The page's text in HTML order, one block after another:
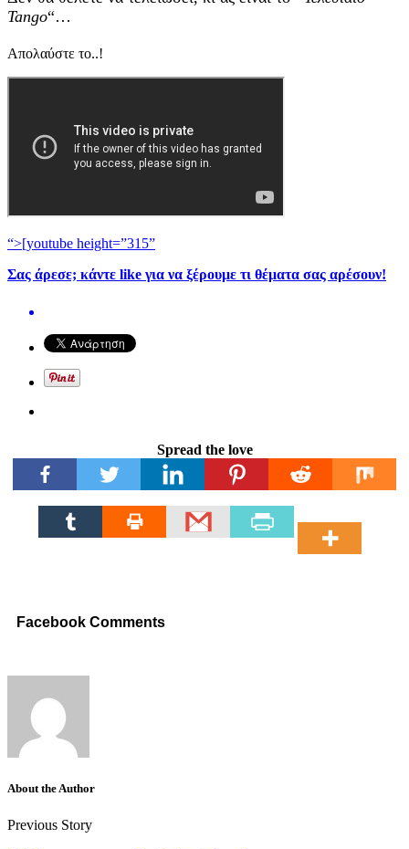
Tango“…
Απολαύστε το..!
“>[youtube height=”315”
Σας άρεσε; κάντε like για να ξέρουμε τι θέματα σας αρέσουν!
Spread the love
Facebook Comments
About the Author
Previous Story